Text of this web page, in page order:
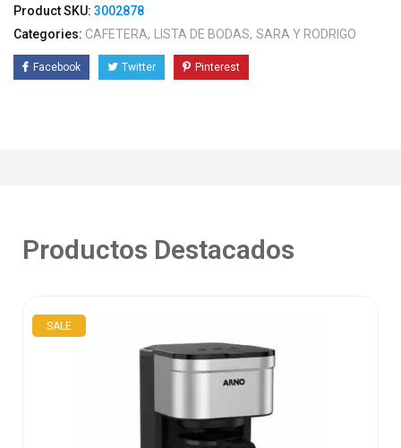
Product SKU: 3002878
Categories: CAFETERA LISTA DE BODAS SARA Y RODRIGO
Facebook Twitter Pinterest
Productos Destacados
SALE